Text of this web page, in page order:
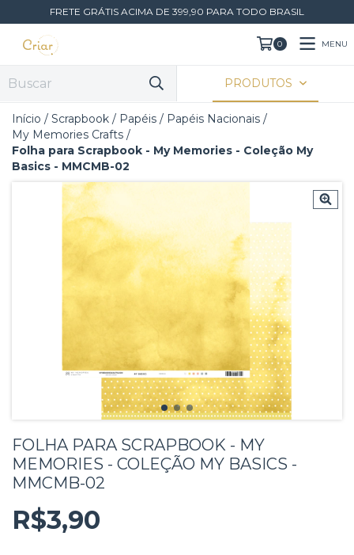
FRETE GRÁTIS ACIMA DE 399,90 PARA TODO BRASIL
0 MENU
PRODUTOS
Início / Scrapbook / Papéis / Papéis Nacionais /
My Memories Crafts /
Folha para Scrapbook - My Memories - Coleção My
Basics - MMCMB-02
FOLHA PARA SCRAPBOOK - MY
MEMORIES - COLEÇÃO MY BASICS -
MMCMB-02
R$3,90